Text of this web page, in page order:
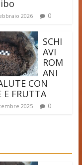
2026 0
SCHI
AVI
ROM
ANI
CON
E FRUTTA
2025 0